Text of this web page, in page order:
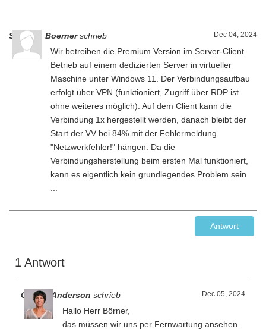
Dec 04, 2024
Stephan Boerner schrieb
Wir betreiben die Premium Version im Server-Client
Betrieb auf einem dedizierten Server in virtueller
Maschine unter Windows 11. Der Verbindungsaufbau
erfolgt über VPN (funktioniert, Zugriff über RDP ist
ohne weiteres möglich). Auf dem Client kann die
Verbindung 1x hergestellt werden, danach bleibt der
Start der VV bei 84% mit der Fehlermeldung
"Netzwerkfehler!" hängen. Da die
Verbindungsherstellung beim ersten Mal funktioniert,
kann es eigentlich kein grundlegendes Problem sein
Antwort
1 Antwort
Dec 05, 2024
Gesine Anderson schrieb
Hallo Herr Börner,
das müssen wir uns per Fernwartung ansehen.